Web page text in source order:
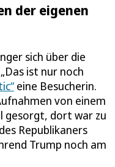
der eigenen
sich über die
ist nur noch
eine Besucherin.
von einem
gesorgt, dort war zu
Republikaners
Trump noch am